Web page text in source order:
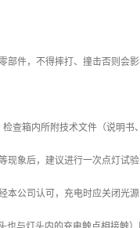
件，不得摔打、撞击否则会
查箱内所附技术文件（说明书
象后，建议进行一次点灯试
公司认可，充电时应关闭光